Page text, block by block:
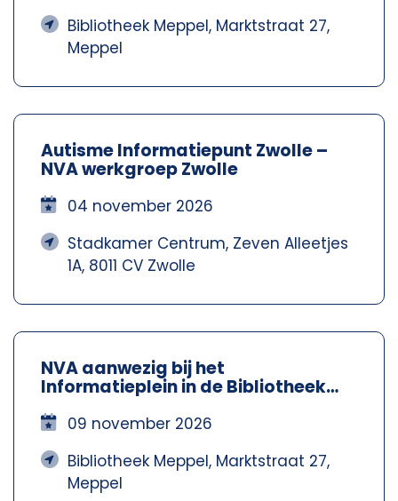
Bibliotheek Meppel, Marktstraat 27,
Meppel
Autisme Informatiepunt Zwolle –
NVA werkgroep Zwolle
04 november 2026
Stadkamer Centrum, Zeven Alleetjes
1A, 8011 CV Zwolle
NVA aanwezig bij het
Informatieplein in de Bibliotheek
Meppel
09 november 2026
Bibliotheek Meppel, Marktstraat 27,
Meppel